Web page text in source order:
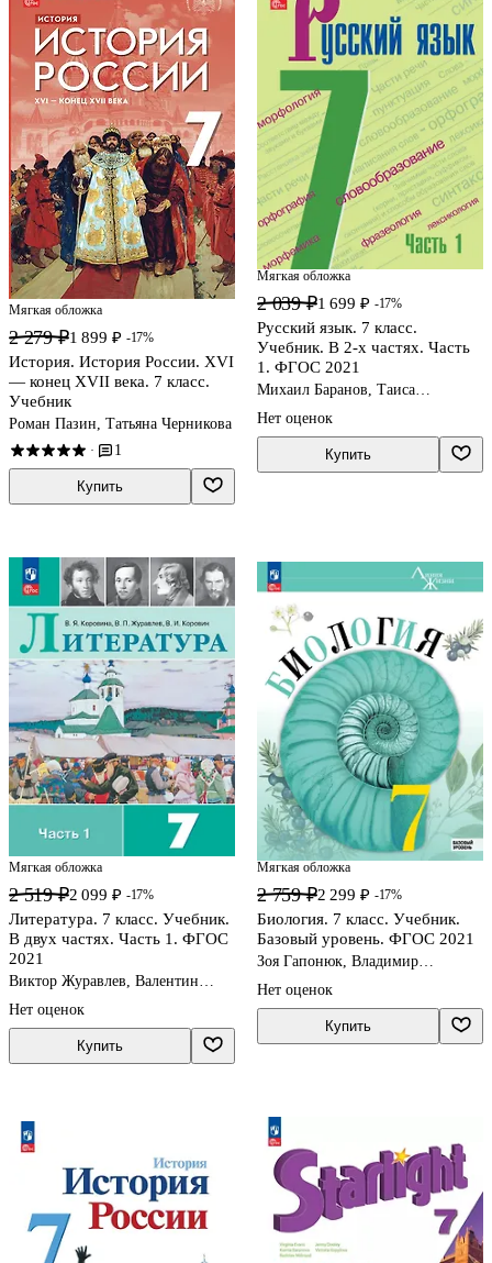
Мягкая обложка
2 279 ₽1 899 ₽ -17%
История. История России. XVI
— конец XVII века. 7 класс.
Учебник
Роман Пазин, Татьяна Черникова
· 1
Купить
Мягкая обложка
2 039 ₽1 699 ₽ -17%
Русский язык. 7 класс.
Учебник. В 2-х частях. Часть
1. ФГОС 2021
Михаил Баранов, Таиса
Тростенцова
Нет оценок
Купить
Мягкая обложка
2 519 ₽2 099 ₽ -17%
Литература. 7 класс. Учебник.
В двух частях. Часть 1. ФГОС
2021
Виктор Журавлев, Валентин
Нет оценок
Купить
Мягкая обложка
2 759 ₽2 299 ₽ -17%
Биология. 7 класс. Учебник.
Базовый уровень. ФГОС 2021
Зоя Гапонюк, Владимир
Глеб Швецов
Нет оценок
Купить